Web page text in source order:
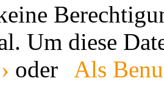
Um diese
oder Als